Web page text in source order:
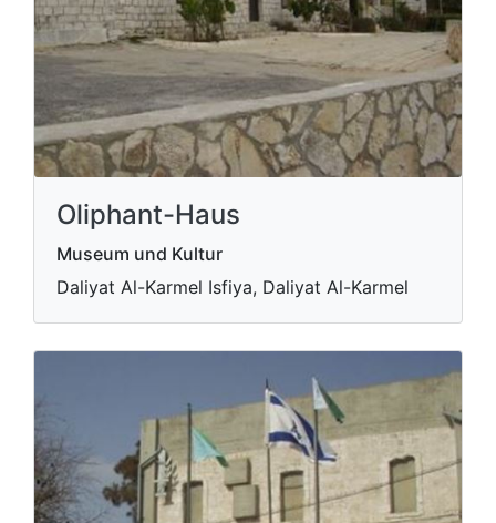
Oliphant-Haus
Museum und Kultur
Daliyat Al-Karmel Isfiya, Daliyat Al-Karmel